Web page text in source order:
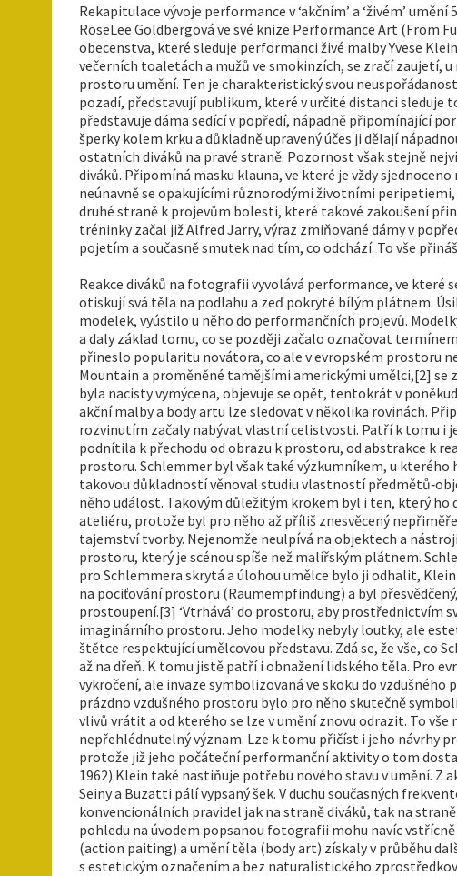
Rekapitulace vývoje performance v ‘akčním’ a ‘živém’ umění
RoseLee Goldbergová ve své knize Performance Art (From
obecenstva, které sleduje performanci živé malby Yvese
večerních toaletách a mužů ve smokinzích, se zračí zaujetí,
prostoru umění. Ten je charakteristický svou
pozadí, představují publikum, které v určité distanci sleduje
představuje dáma sedící v popředí, nápadně připomínající
šperky kolem krku a důkladně upravený účes ji dělají
ostatních diváků na pravé straně. Pozornost však stejně
diváků. Připomíná masku klauna, ve které je vždy
neúnavně se opakujícími různorodými životními
druhé straně k projevům bolesti, které takové zakoušení
tréninky začal již Alfred Jarry, výraz zmiňované dámy v
pojetím a současně smutek nad tím, co odchází. To vše
Reakce diváků na fotografii vyvolává performance, ve
otiskují svá těla na podlahu a zeď pokryté bílým plátnem.
modelek, vyústilo u něho do performančních projevů.
a daly základ tomu, co se později začalo označovat
přineslo popularitu novátora, co ale v evropském prostoru
Mountain a proměněné tamějšími americkými umělci,[2] se
byla nacisty vymýcena, objevuje se opět, tentokrát v
akční malby a body artu lze sledovat v několika rovinách.
rozvinutím začaly nabývat vlastní celistvosti. Patří k tomu i
podnítila k přechodu od obrazu k prostoru, od abstrakce k
prostoru. Schlemmer byl však také výzkumníkem, u
takovou důkladností věnoval studiu vlastností
něho událost. Takovým důležitým krokem byl i ten, který
ateliéru, protože byl pro něho až příliš znesvěcený
tajemství tvorby. Nejenomže neulpívá na objektech a
prostoru, který je scénou spíše než malířským plátnem.
pro Schlemmera skrytá a úlohou umělce bylo ji odhalit,
na pociťování prostoru (Raumempfindung) a byl
prostoupení.[3] ‘Vtrhává’ do prostoru, aby prostřednictvím
imaginárního prostoru. Jeho modelky nebyly loutky, ale
štětce respektující umělcovou představu. Zdá se, že vše, co
až na dřeň. K tomu jistě patří i obnažení lidského těla. Pro
vykročení, ale invaze symbolizovaná ve skoku do vzdušného
prázdno vzdušného prostoru bylo pro něho skutečně
vlivů vrátit a od kterého se lze v umění znovu odrazit. To
nepřehlédnutelný význam. Lze k tomu přičíst i jeho návrhy
protože již jeho počáteční performanční aktivity o tom
1962) Klein také nastiňuje potřebu nového stavu v umění.
Seiny a Buzatti pálí vypsaný šek. V duchu současných
konvencionálních pravidel jak na straně diváků, tak na
pohledu na úvodem popsanou fotografii mohu navíc
(action paiting) a umění těla (body art) získaly v průběhu
s estetickým označením a bez naturalistického